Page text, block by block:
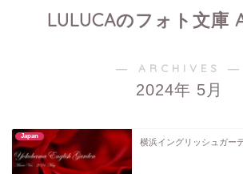
LULUCAのフォト文庫
― ARCHIVES ―
2024年 5月
Japan
横浜イングリッシュガー